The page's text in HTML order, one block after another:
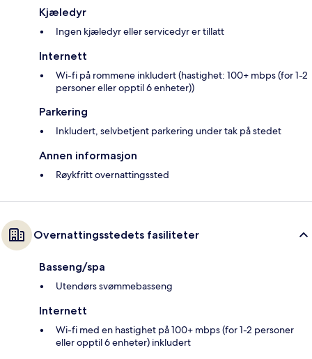
Kjæledyr
Ingen kjæledyr eller servicedyr er tillatt
Internett
Wi-fi på rommene inkludert (hastighet: 100+ mbps (for 1-2
personer eller opptil 6 enheter))
Parkering
Inkludert, selvbetjent parkering under tak på stedet
Annen informasjon
Røykfritt overnattingssted
Overnattingsstedets fasiliteter
Basseng/spa
Utendørs svømmebasseng
Internett
Wi-fi med en hastighet på 100+ mbps (for 1-2 personer
eller opptil 6 enheter) inkludert